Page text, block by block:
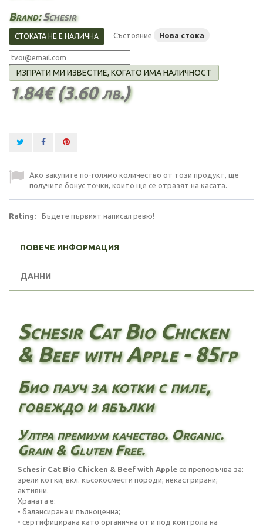
Brand:Schesir
СТОКАТА НЕ Е НАЛИЧНА Състояние Нова стока
ИЗПРАТИ МИ ИЗВЕСТИЕ, КОГАТО ИМА НАЛИЧНОСТ
1.84€ (3.60 лв.)
Ако закупите по-голямо количество от този продукт, ще
получите бонус точки, които ще се отразят на касата.
Rating: Бъдете първият написал ревю!
ПОВЕЧЕ ИНФОРМАЦИЯ
ДАННИ
Schesir Cat Bio Chicken
& Beef with Apple - 85гр
Био пауч за котки с пиле,
говеждо и ябълки
Ултра премиум качество. Organic.
Grain & Gluten Free.
Schesir Cat Bio Chicken & Beef with Apple се препоръчва за:
зрели котки; вкл. късокосмести породи; некастрирани;
активни.
Храната е:
• балансирана и пълноценна;
• сертифицирана като органична от и под контрола на